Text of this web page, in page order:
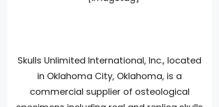
Skulls Unlimited International, Inc., located
in Oklahoma City, Oklahoma, is a
commercial supplier of osteological